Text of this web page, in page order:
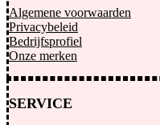
Algemene voorwaarden
Privacybeleid
Bedrijfsprofiel
Onze merken
SERVICE